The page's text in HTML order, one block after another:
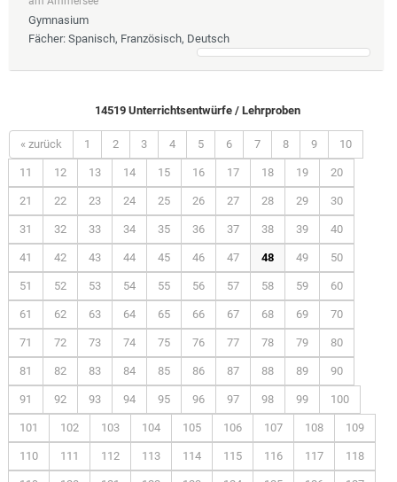
Gymnasium
Fächer: Spanisch, Französisch, Deutsch
14519 Unterrichtsentwürfe / Lehrproben
« zurück 1 2 3 4 5 6 7 8 9 10
11 12 13 14 15 16 17 18 19 20
21 22 23 24 25 26 27 28 29 30
31 32 33 34 35 36 37 38 39 40
41 42 43 44 45 46 47 48 49 50
51 52 53 54 55 56 57 58 59 60
61 62 63 64 65 66 67 68 69 70
71 72 73 74 75 76 77 78 79 80
81 82 83 84 85 86 87 88 89 90
91 92 93 94 95 96 97 98 99 100
101 102 103 104 105 106 107 108 109
110 111 112 113 114 115 116 117 118